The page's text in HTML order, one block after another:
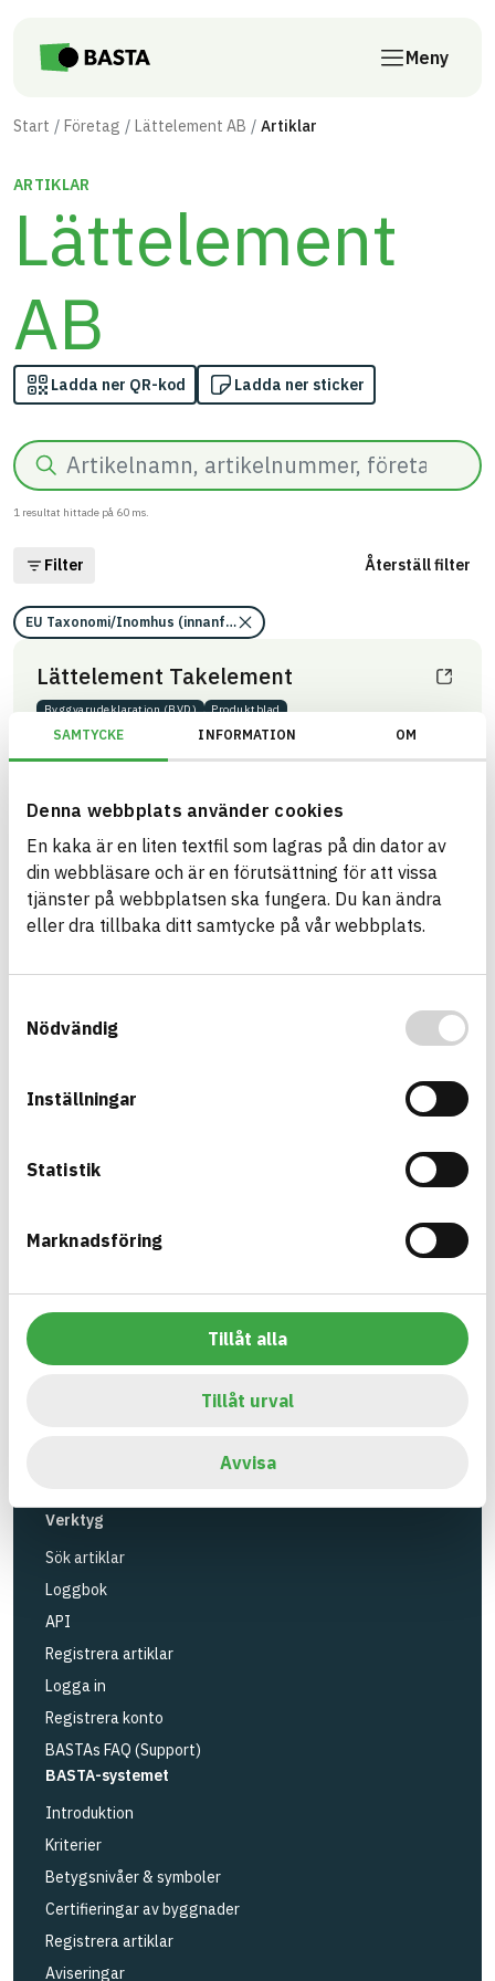
SAMTYCKE INFORMATION OM
Denna webbplats använder cookies
En kaka är en liten textfil som lagras på din dator av
din webbläsare och är en förutsättning för att vissa
tjänster på webbplatsen ska fungera. Du kan ändra
eller dra tillbaka ditt samtycke på vår webbplats.
Nödvändig
Inställningar
Statistik
Marknadsföring
Tillåt alla
Tillåt urval
Avvisa
Meny
Start Företag Lättelement AB Artiklar
ARTIKLAR
Lättelement
AB
Ladda ner QR-kod Ladda ner sticker
Sök
1 resultat hittade på 60 ms.
Filter Återställ filter
EU Taxonomi/Inomhus (innanför ångspärr)/Information saknas
Lättelement Takelement
Byggvaru­deklaration (BVD)
Produktblad
A404
BK04-KOD
Lättelement AB
VARUMÄRKE
458957
HÄLSO- OCH MILJÖ­FARLIGHET Information finns
CIRKULARITET Information ej lämnad
EMISSIONER OCH TESTER Information ej lämnad
Bygg med BASTA - medvetna
produktval!
BASTA-systemet är ensamt på marknaden om att
hållbarhets information om bygg- och
anläggningsprodukter. BASTA-systemet erbjuder
även bedömningskriterier och betyg kopplat till
utfasning av farliga ämnen.
Verktyg
Sök artiklar
Loggbok
API
Registrera artiklar
Logga in
Registrera konto
BASTAs FAQ (Support)
BASTA-systemet
Introduktion
Kriterier
Betygsnivåer & symboler
Certifieringar av byggnader
Registrera artiklar
Aviseringar